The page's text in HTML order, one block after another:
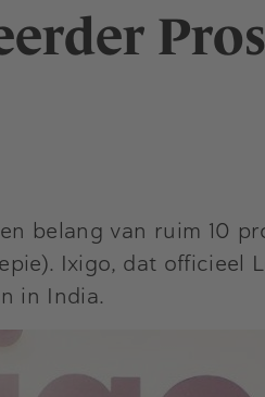
belang van ruim 10
Ixigo, dat officieel
in India.